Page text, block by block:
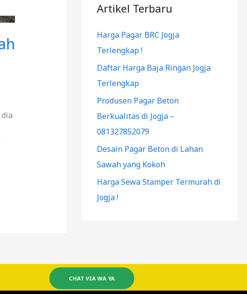
Artikel Terbaru
Harga Pagar BRC Jogja
Terlengkap !
Daftar Harga Baja Ringan Jogja
Terlengkap
Produsen Pagar Beton
Berkualitas di Jogja –
081327852079
Desain Pagar Beton di Lahan
Sawah yang Kokoh
Harga Sewa Stamper Termurah di
Jogja !
CHAT VIA WA YA